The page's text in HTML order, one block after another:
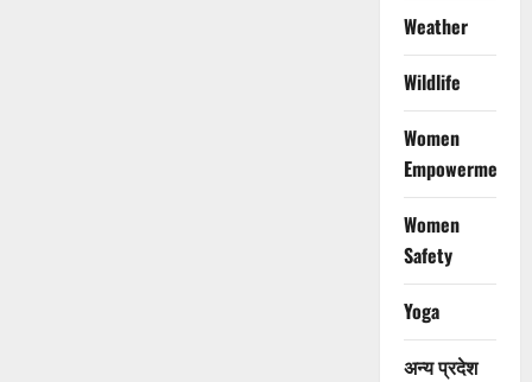
Weather
Wildlife
Women
Empowerment
Women
Safety
Yoga
अन्य प्रदेश